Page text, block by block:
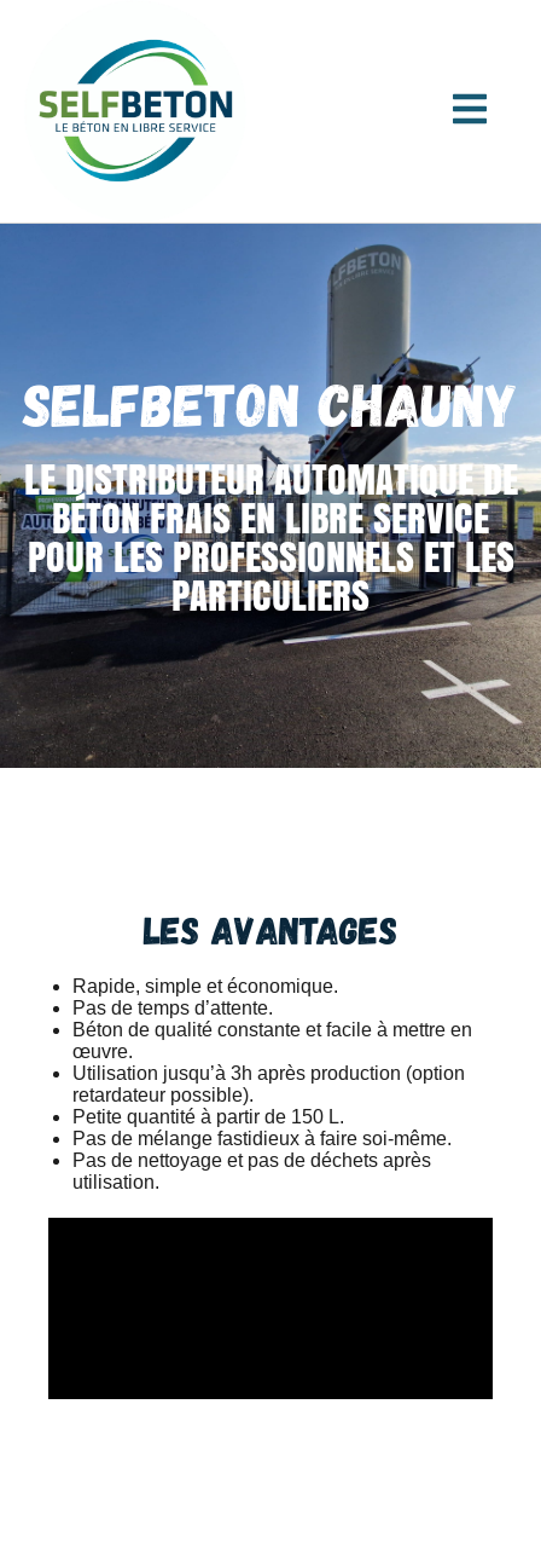
SELFBETON CHAUNY
LE DISTRIBUTEUR AUTOMATIQUE DE
BÉTON FRAIS EN LIBRE SERVICE
POUR LES PROFESSIONNELS ET LES
PARTICULIERS
Les avantages
Rapide, simple et économique.
Pas de temps d’attente.
Béton de qualité constante et facile à mettre en
œuvre.
Utilisation jusqu’à 3h après production (option
retardateur possible).
Petite quantité à partir de 150 L.
Pas de mélange fastidieux à faire soi-même.
Pas de nettoyage et pas de déchets après
utilisation.